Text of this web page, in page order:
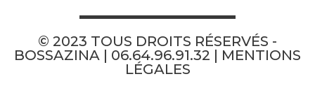
© 2023 TOUS DROITS RÉSERVÉS -
BOSSAZINA | 06.64.96.91.32 | MENTIONS
LÉGALES